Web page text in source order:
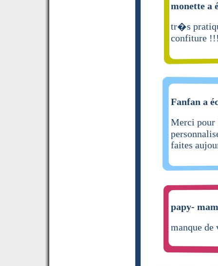
monette a
tr�s
confiture
Fanfan a
Merci pour
faites
papy-
manque